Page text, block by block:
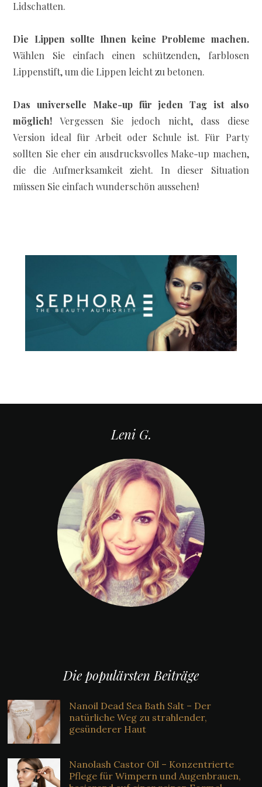
Lidschatten.
Die Lippen sollte Ihnen keine Probleme machen.
Wählen Sie einfach einen schützenden, farblosen
Lippenstift, um die Lippen leicht zu betonen.
Das universelle Make-up für jeden Tag ist also
möglich! Vergessen Sie jedoch nicht, dass diese
Version ideal für Arbeit oder Schule ist. Für Party
sollten Sie eher ein ausdrucksvolles Make-up machen,
die die Aufmerksamkeit zieht. In dieser Situation
müssen Sie einfach wunderschön aussehen!
Leni G.
Die populärsten Beiträge
Nanoil Dead Sea Bath Salt – Der
natürliche Weg zu strahlender,
gesünderer Haut
Nanolash Castor Oil – Konzentrierte
Pflege für Wimpern und Augenbrauen,